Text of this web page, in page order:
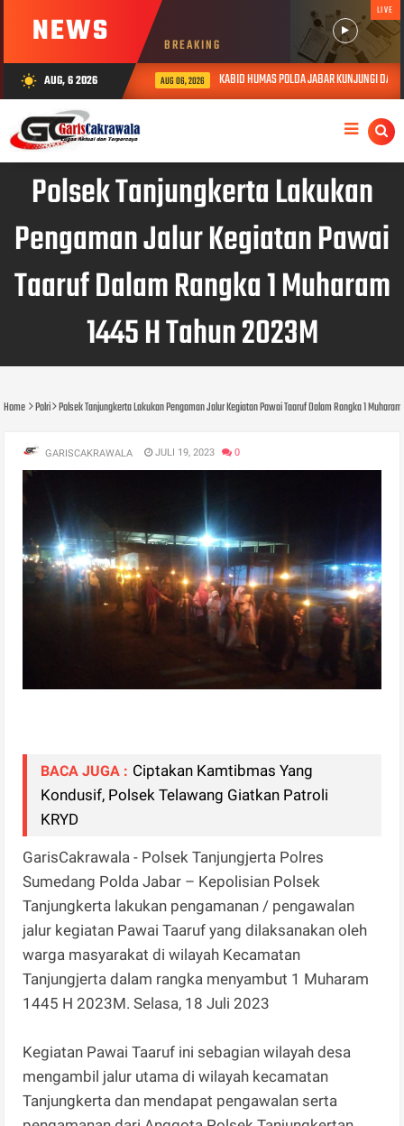
NEWS BREAKING
LIVE
wb_sunny AUG, 6 2026 AUG 06, 2026 KABID HUMAS POLDA JABAR KUNJUNGI DAN
Polsek Tanjungkerta Lakukan
Pengaman Jalur Kegiatan Pawai
Taaruf Dalam Rangka 1 Muharam
1445 H Tahun 2023M
Home Polri Polsek Tanjungkerta Lakukan Pengaman Jalur Kegiatan Pawai Taaruf Dalam Rangka 1
GARISCAKRAWALA JULI 19, 2023 0
BACA JUGA : Ciptakan Kamtibmas Yang
Kondusif, Polsek Telawang Giatkan Patroli
KRYD
GarisCakrawala - Polsek Tanjungjerta Polres
Sumedang Polda Jabar – Kepolisian Polsek
Tanjungkerta lakukan pengamanan / pengawalan
jalur kegiatan Pawai Taaruf yang dilaksanakan oleh
warga masyarakat di wilayah Kecamatan
Tanjungjerta dalam rangka menyambut 1 Muharam
1445 H 2023M. Selasa, 18 Juli 2023
Kegiatan Pawai Taaruf ini sebagian wilayah desa
mengambil jalur utama di wilayah kecamatan
Tanjungkerta dan mendapat pengawalan serta